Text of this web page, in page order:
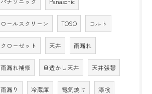
ロールスクリーン TOSO コルト
クローゼット 天井 雨漏れ
雨漏れ補修 目透かし天井 天井張替
雨漏り 冷蔵庫 電気焼け 漆喰